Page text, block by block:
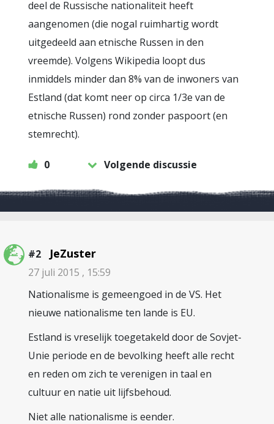
deel de Russische nationaliteit heeft
aangenomen (die nogal ruimhartig wordt
uitgedeeld aan etnische Russen in den
vreemde). Volgens Wikipedia loopt dus
inmiddels minder dan 8% van de inwoners van
Estland (dat komt neer op circa 1/3e van de
etnische Russen) rond zonder paspoort (en
stemrecht).
0 Volgende discussie
#2 JeZuster
27 juli 2015 , 15:59
Nationalisme is gemeengoed in de VS. Het
nieuwe nationalisme ten lande is EU.
Estland is vreselijk toegetakeld door de Sovjet-
Unie periode en de bevolking heeft alle recht
en reden om zich te verenigen in taal en
cultuur en natie uit lijfsbehoud.
Niet alle nationalisme is eender.